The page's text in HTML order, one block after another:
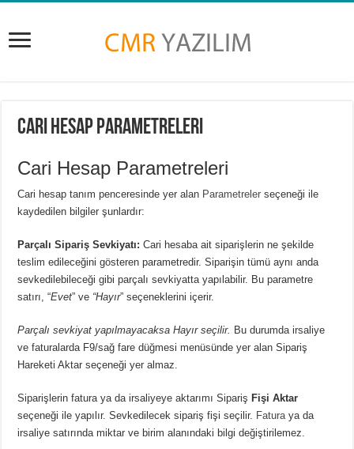
Cari Hesap Parametreleri
Cari Hesap Parametreleri
Cari hesap tanım penceresinde yer alan Parametrelerseçeneği ile
kaydedilen bilgiler şunlardır:
Parçalı Sipariş Sevkiyatı: Cari hesaba ait siparişlerin ne şekilde
teslim edileceğini gösteren parametredir. Siparişin tümü aynı anda
sevkedilebileceği gibi parçalı sevkiyatta yapılabilir. Bu parametre
satırı, “Evet” ve “Hayır” seçeneklerini içerir.
Parçalı sevkiyat yapılmayacaksaHayırseçilir. Bu durumda irsaliye
ve faturalarda F9/sağ fare düğmesi menüsünde yer alanSipariş
Hareketi Aktarseçeneği yer almaz.
Siparişlerin fatura ya da irsaliyeye aktarımıSipariş Fişi Aktar
seçeneği ile yapılır. Sevkedilecek sipariş fişi seçilir. Faturaya da
irsaliye satırında miktar ve birim alanındaki bilgi değiştirilemez.